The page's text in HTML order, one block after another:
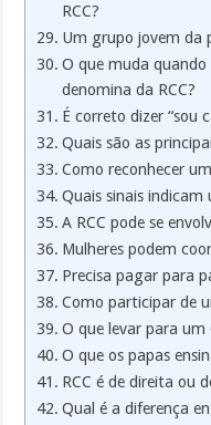
RCC?
Um grupo jovem da
O que muda
denomina da RCC?
É correto dizer “sou
Quais são as
Como reconhecer
Quais sinais
A RCC pode se
Mulheres podem
Precisa pagar para
Como participar de
O que levar para um
O que os papas
RCC é de direita ou
Qual é a diferença